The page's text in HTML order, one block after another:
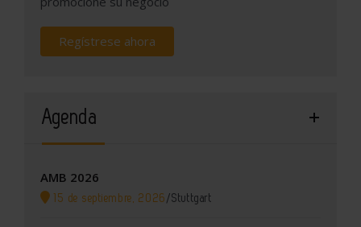
Regístrese ahora
Agenda
AMB 2026
15 de septiembre, 2026 /Stuttgart